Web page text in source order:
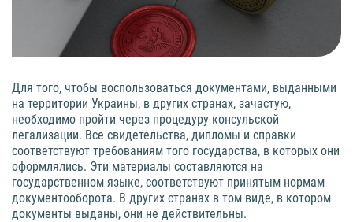
Для того, чтобы воспользоваться документами, выданными
на территории Украины, в других странах, зачастую,
необходимо пройти через процедуру консульской
легализации. Все свидетельства, дипломы и справки
соответствуют требованиям того государства, в которых они
оформлялись. Эти материалы составляются на
государственном языке, соответствуют принятым нормам
документооборота. В других странах в том виде, в котором
документы выданы, они не действительны.